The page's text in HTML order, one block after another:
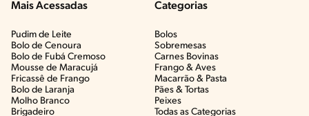
Mais Acessadas
Pudim de Leite
Bolo de Cenoura
Bolo de Fubá Cremoso
Mousse de Maracujá
Fricassê de Frango
Bolo de Laranja
Molho Branco
Brigadeiro
Categorias
Bolos
Sobremesas
Carnes Bovinas​
Frango & Aves​
Macarrão & Pasta​
Pães & Tortas​
Peixes
Todas as Categorias